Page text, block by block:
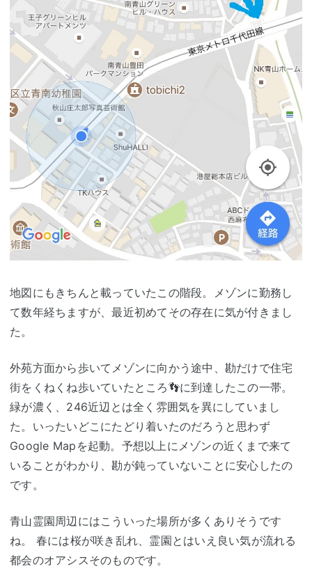
地図にもきちんと載っていたこの階段。メゾンに勤務し
て数年経ちますが、最近初めてその存在に気が付きまし
た。
外苑方面から歩いてメゾンに向かう途中、勘だけで住宅
街をくねくね歩いていたところ👣に到達したこの一帯。
緑が濃く、246近辺とは全く雰囲気を異にしていまし
た。いったいどこにたどり着いたのだろうと思わず
Google Mapを起動。予想以上にメゾンの近くまで来て
いることがわかり、勘が鈍っていないことに安心したの
です。
青山霊園周辺にはこういった場所が多くありそうです
ね。 春には桜が咲き乱れ、霊園とはいえ良い気が流れる
都会のオアシスそのものです。